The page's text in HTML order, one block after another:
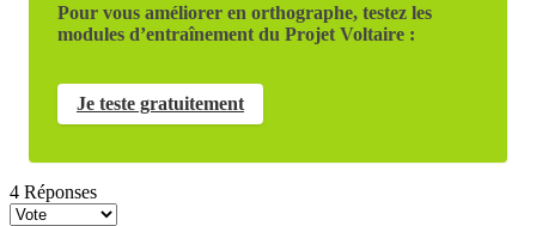
Pour vous améliorer en orthographe, testez les
modules d’entraînement du Projet Voltaire :
Je teste gratuitement
4 Réponses